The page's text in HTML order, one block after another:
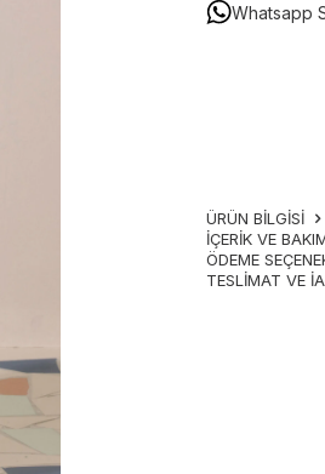
Whatsapp
ÜRÜN BİLGİSİ
İÇERIK VE
ÖDEME
TESLIMAT VE